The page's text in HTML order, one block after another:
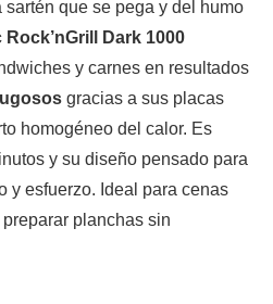
que se pega y del humo
Rock’nGrill Dark 1000
y carnes en resultados
gracias a sus placas
homogéneo del calor. Es
y su diseño pensado para
y esfuerzo. Ideal para cenas
planchas sin